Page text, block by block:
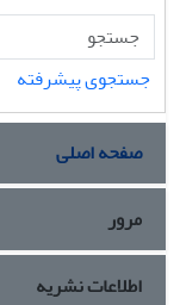
جستجوی پیشرفته
صفحه اصلی
مرور
اطلاعات نشریه